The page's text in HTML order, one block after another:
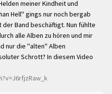
meiner Kindheit und
Hell" gings nur noch bergab
der Band beschäftigt. Nun fühlte
alle Alben zu hören und mir
nur die "alten" Alben
Schrott? In diesem Video